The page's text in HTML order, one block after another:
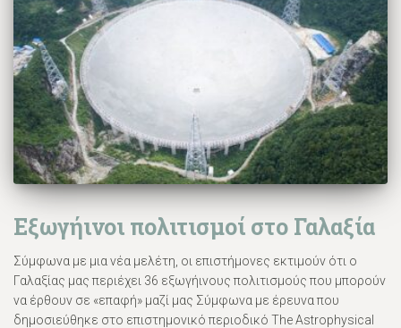
Εξωγήινοι πολιτισμοί στο Γαλαξία
Σύμφωνα με μια νέα μελέτη, οι επιστήμονες εκτιμούν ότι ο
Γαλαξίας μας περιέχει 36 εξωγήινους πολιτισμούς που μπορούν
να έρθουν σε «επαφή» μαζί μας Σύμφωνα με έρευνα που
δημοσιεύθηκε στο επιστημονικό περιοδικό The Astrophysical